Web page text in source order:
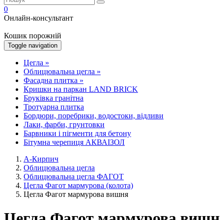
0
Онлайн-консультант
Кошик порожній
Toggle navigation
Цегла »
Облицювальна цегла »
Фасадна плитка »
Кришки на паркан LAND BRICK
Бруківка гранітна
Тротуарна плитка
Бордюри, поребрики, водостоки, відливи
Лаки, фарби, грунтовки
Барвники і пігменти для бетону
Бітумна черепиця АКВАІЗОЛ
А-Кирпич
Облицювальна цегла
Облицювальна цегла ФАГОТ
Цегла Фагот мармурова (колота)
Цегла Фагот мармурова вишня